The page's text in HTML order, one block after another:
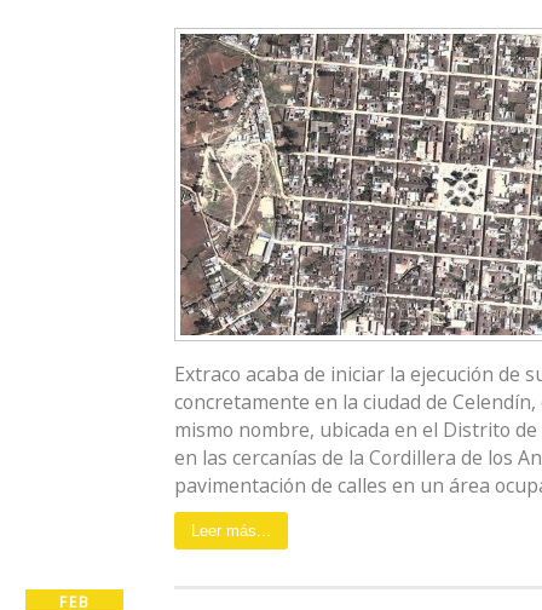
Extraco acaba de iniciar la ejecución de
concretamente en la ciudad de
mismo nombre, ubicada en el Distrito
en las cercanías de la Cordillera de los
pavimentación de calles en un área
Leer más...
FEB